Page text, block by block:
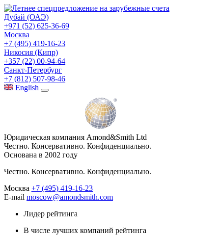
Дубай (ОАЭ)
+971 (52) 625-36-69
Москва
+7 (495) 419-16-23
Никосия (Кипр)
+357 (22) 00-94-64
Санкт-Петербург
+7 (812) 507-98-46
English
Юридическая компания Amond&Smith Ltd
Честно. Консервативно. Конфиденциально.
Основана в 2002 году
Честно. Консервативно. Конфиденциально.
Москва +7 (495) 419-16-23
E-mail moscow@amondsmith.com
Лидер рейтинга
В числе лучших компаний рейтинга